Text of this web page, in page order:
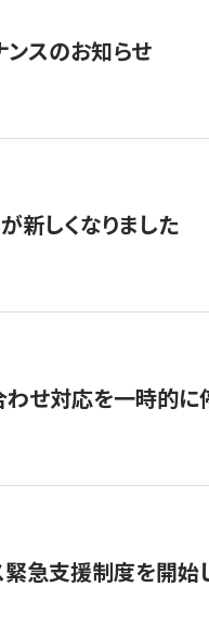
ンスのお知らせ
新しくなりました
せ対応を一時的に
急支援制度を開始